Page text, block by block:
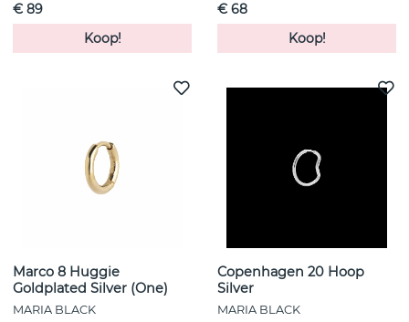
€ 89
Koop!
€ 68
Koop!
Marco 8 Huggie
Goldplated Silver (One)
MARIA BLACK
Copenhagen 20 Hoop
Silver
MARIA BLACK